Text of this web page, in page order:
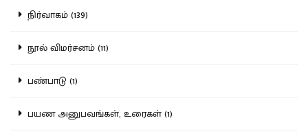
நிர்வாகம் (139)
நூல் விமர்சனம் (11)
பண்பாடு (1)
பயண அனுபவங்கள், உரைகள் (1)